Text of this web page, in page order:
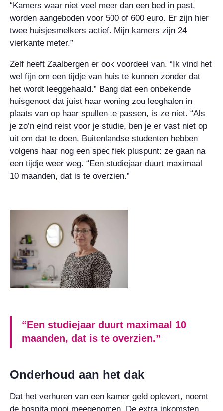
“Kamers waar niet veel meer dan een bed in past,
worden aangeboden voor 500 of 600 euro. Er zijn hier
twee huisjesmelkers actief. Mijn kamers zijn 24
vierkante meter.”
Zelf heeft Zaalbergen er ook voordeel van. “Ik vind het
wel fijn om een tijdje van huis te kunnen zonder dat
het wordt leeggehaald.” Bang dat een onbekende
huisgenoot dat juist haar woning zou leeghalen in
plaats van op haar spullen te passen, is ze niet. “Als
je zo’n eind reist voor je studie, ben je er vast niet op
uit om dat te doen. Buitenlandse studenten hebben
volgens haar nog een specifiek pluspunt: ze gaan na
een tijdje weer weg. “Een studiejaar duurt maximaal
10 maanden, dat is te overzien.”
“Een studiejaar duurt maximaal 10
maanden, dat is te overzien.”
Onderhoud aan het dak
Dat het verhuren van een kamer geld oplevert, noemt
de hospita mooi meegenomen. De extra inkomsten